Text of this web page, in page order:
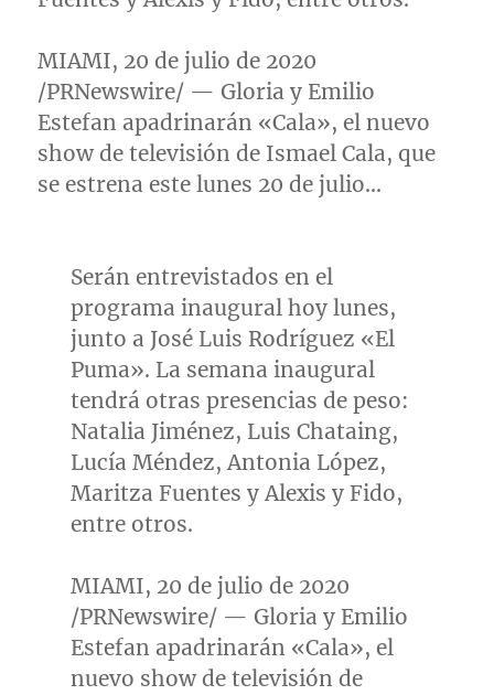
MIAMI, 20 de julio de 2020
/PRNewswire/ — Gloria y Emilio
Estefan apadrinarán «Cala», el nuevo
show de televisión de Ismael Cala, que
se estrena este lunes 20 de julio…
Serán entrevistados en el
programa inaugural hoy lunes,
junto a José Luis Rodríguez «El
Puma». La semana inaugural
tendrá otras presencias de peso:
Natalia Jiménez, Luis Chataing,
Lucía Méndez, Antonia López,
Maritza Fuentes y Alexis y Fido,
entre otros.
MIAMI, 20 de julio de 2020
/PRNewswire/ — Gloria y Emilio
Estefan apadrinarán «Cala», el
nuevo show de televisión de